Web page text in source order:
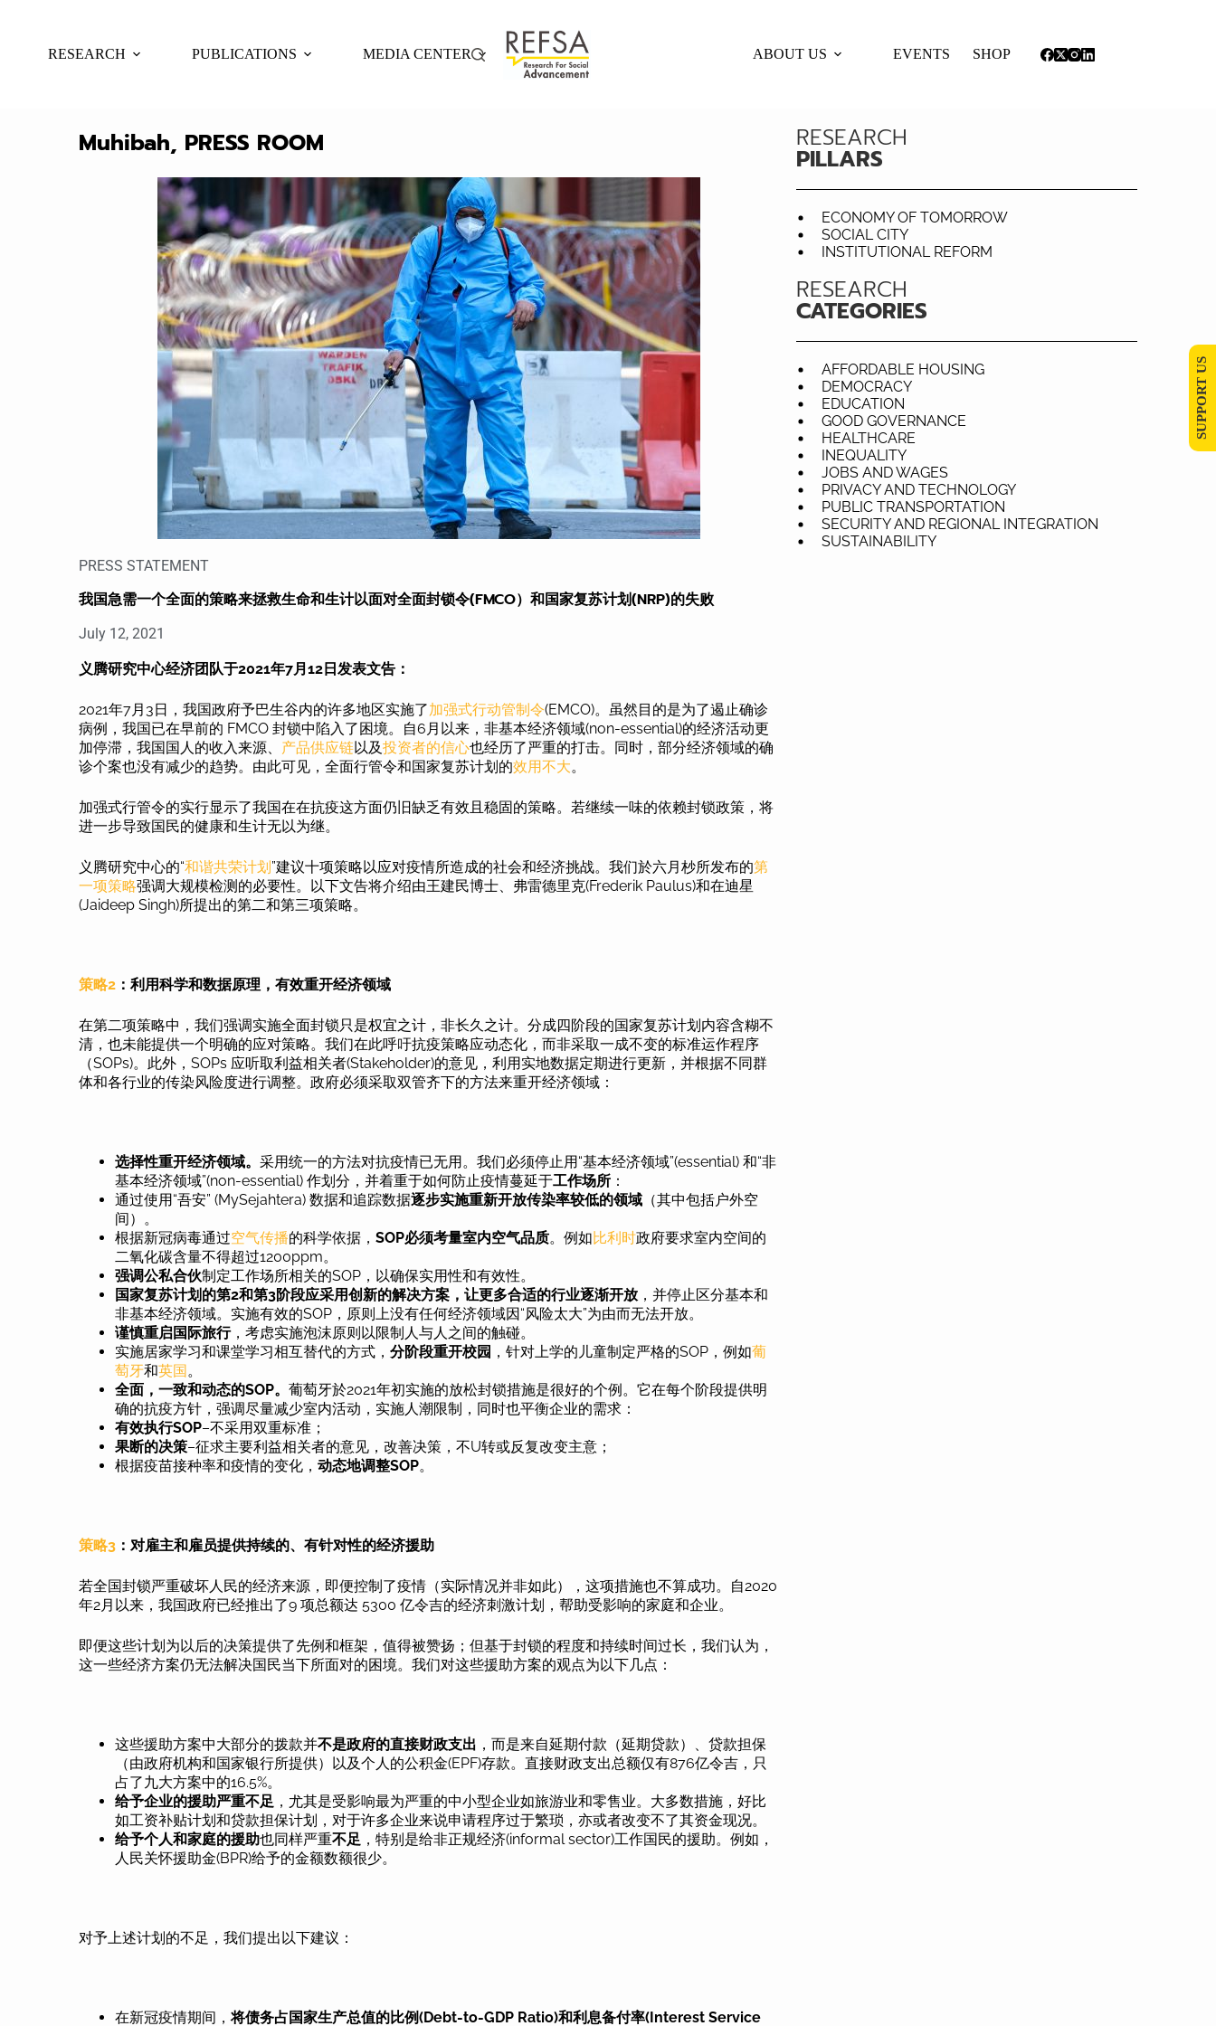
RESEARCH PUBLICATIONS MEDIA CENTER ABOUT US EVENTS SHOP
Muhibah, PRESS ROOM
PRESS STATEMENT
我国急需一个全面的策略来拯救生命和生计以面对全面封锁令(FMCO）和国家复苏计划(NRP)的失败
July 12, 2021
义腾研究中心经济团队于2021年7月12日发表文告：
2021年7月3日，我国政府予巴生谷内的许多地区实施了加强式行动管制令(EMCO)。虽然目的是为了遏止确诊
病例，我国已在早前的 FMCO 封锁中陷入了困境。自6月以来，非基本经济领域(non-essential)的经济活动更
加停滞，我国国人的收入来源、 产品供应链以及投资者的信心也经历了严重的打击。同时，部分经济领域的确
诊个案也没有减少的趋势。由此可见，全面行管令和国家复苏计划的效用不大。
加强式行管令的实行显示了我国在在抗疫这方面仍旧缺乏有效且稳固的策略。若继续一味的依赖封锁政策，将
进一步导致国民的健康和生计无以为继。
义腾研究中心的“和谐共荣计划”建议十项策略以应对疫情所造成的社会和经济挑战。我们於六月杪所发布的第
一项策略强调大规模检测的必要性。以下文告将介绍由王建民博士、弗雷德里克(Frederik Paulus)和在迪星
(Jaideep Singh)所提出的第二和第三项策略。
策略2 ：利用科学和数据原理，有效重开经济领域
在第二项策略中，我们强调实施全面封锁只是权宜之计，非长久之计。分成四阶段的国家复苏计划内容含糊不
清，也未能提供一个明确的应对策略。我们在此呼吁抗疫策略应动态化，而非采取一成不变的标准运作程序
（SOPs)。此外，SOPs 应听取利益相关者(Stakeholder)的意见，利用实地数据定期进行更新，并根据不同群
体和各行业的传染风险度进行调整。政府必须采取双管齐下的方法来重开经济领域：
选择性重开经济领域。采用统一的方法对抗疫情已无用。我们必须停止用“基本经济领域”(essential) 和“非
基本经济领域”(non-essential) 作划分，并着重于如何防止疫情蔓延于工作场所 ：
通过使用“吾安” (MySejahtera) 数据和追踪数据逐步实施重新开放传染率较低的领域 （其中包括户外空
间）。
根据新冠病毒通过空气传播的科学依据，SOP必须考量室内空气品质。例如比利时政府要求室内空间的
二氧化碳含量不得超过1200ppm。
强调公私合伙制定工作场所相关的SOP，以确保实用性和有效性。
国家复苏计划的第2和第3阶段应采用创新的解决方案，让更多合适的行业逐渐开放 ，并停止区分基本和
非基本经济领域。实施有效的SOP，原则上没有任何经济领域因“风险太大”为由而无法开放。
谨慎重启国际旅行，考虑实施泡沫原则以限制人与人之间的触碰。
实施居家学习和课堂学习相互替代的方式，分阶段重开校园 ，针对上学的儿童制定严格的SOP，例如葡
萄牙和英国。
全面，一致和动态的SOP。葡萄牙於2021年初实施的放松封锁措施是很好的个例。它在每个阶段提供明
确的抗疫方针，强调尽量减少室内活动，实施人潮限制，同时也平衡企业的需求：
有效执行SOP–不采用双重标准；
果断的决策–征求主要利益相关者的意见，改善决策，不U转或反复改变主意；
根据疫苗接种率和疫情的变化，动态地调整SOP。
策略3 ：对雇主和雇员提供持续的、有针对性的经济援助
若全国封锁严重破坏人民的经济来源，即便控制了疫情（实际情况并非如此），这项措施也不算成功。自2020
年2月以来，我国政府已经推出了9 项总额达 5300 亿令吉的经济刺激计划，帮助受影响的家庭和企业。
即便这些计划为以后的决策提供了先例和框架，值得被赞扬；但基于封锁的程度和持续时间过长，我们认为，
这一些经济方案仍无法解决国民当下所面对的困境。我们对这些援助方案的观点为以下几点：
这些援助方案中大部分的拨款并不是政府的直接财政支出 ，而是来自延期付款（延期贷款）、贷款担保
（由政府机构和国家银行所提供）以及个人的公积金(EPF)存款。直接财政支出总额仅有876亿令吉，只
占了九大方案中的16.5%。
给予企业的援助严重不足 ，尤其是受影响最为严重的中小型企业如旅游业和零售业。大多数措施，好比
如工资补贴计划和贷款担保计划，对于许多企业来说申请程序过于繁琐，亦或者改变不了其资金现况。
给予个人和家庭的援助也同样严重不足 ，特别是给非正规经济(informal sector)工作国民的援助。例如，
人民关怀援助金(BPR)给予的金额数额很少。
对予上述计划的不足，我们提出以下建议：
在新冠疫情期间，将债务占国家生产总值的比例(Debt-to-GDP Ratio)和利息备付率(Interest Service
RESEARCH
PILLARS
ECONOMY OF TOMORROW
SOCIAL CITY
INSTITUTIONAL REFORM
RESEARCH
CATEGORIES
AFFORDABLE HOUSING
DEMOCRACY
EDUCATION
GOOD GOVERNANCE
HEALTHCARE
INEQUALITY
JOBS AND WAGES
PRIVACY AND TECHNOLOGY
PUBLIC TRANSPORTATION
SECURITY AND REGIONAL INTEGRATION
SUSTAINABILITY
SUPPORT US